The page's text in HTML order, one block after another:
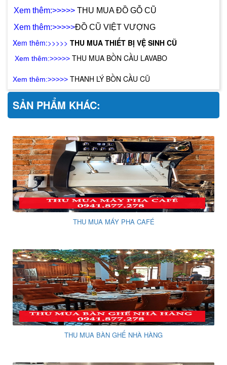
Xem thêm:>>>>> THU MUA ĐỒ GỖ CŨ
Xem thêm:>>>>>ĐỒ CŨ VIỆT VƯỢNG
Xem thêm:>>>>> THU MUA THIẾT BỊ VỆ SINH CŨ
Xem thêm:>>>>> THU MUA BỒN CẦU LAVABO
Xem thêm:>>>>> THANH LÝ BỒN CẦU CŨ
SẢN PHẨM KHÁC:
THU MUA MÁY PHA CAFÉ
THU MUA BÀN GHẾ NHÀ HÀNG